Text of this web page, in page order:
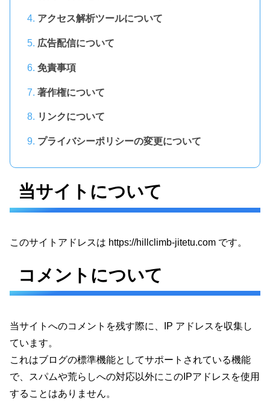
アクセス解析ツールについて
広告配信について
免責事項
著作権について
リンクについて
プライバシーポリシーの変更について
当サイトについて
このサイトアドレスは https://hillclimb-jitetu.com です。
コメントについて
当サイトへのコメントを残す際に、IP アドレスを収集し
ています。
これはブログの標準機能としてサポートされている機能
で、スパムや荒らしへの対応以外にこのIPアドレスを使用
することはありません。